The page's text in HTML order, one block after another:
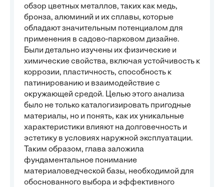
обзор цветных металлов, таких как медь,
бронза, алюминий и их сплавы, которые
обладают значительным потенциалом для
применения в садово-парковом дизайне.
Были детально изучены их физические и
химические свойства, включая устойчивость к
коррозии, пластичность, способность к
патинированию и взаимодействие с
окружающей средой. Целью этого анализа
было не только каталогизировать пригодные
материалы, но и понять, как их уникальные
характеристики влияют на долговечность и
эстетику в условиях наружной эксплуатации.
Таким образом, глава заложила
фундаментальное понимание
материаловедческой базы, необходимой для
обоснованного выбора и эффективного